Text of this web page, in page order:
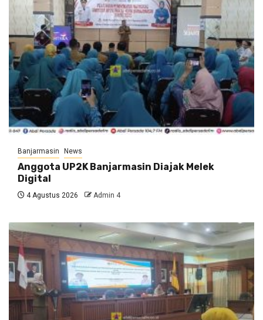
Banjarmasin News
Anggota UP2K Banjarmasin Diajak Melek
Digital
4 Agustus 2026 Admin 4